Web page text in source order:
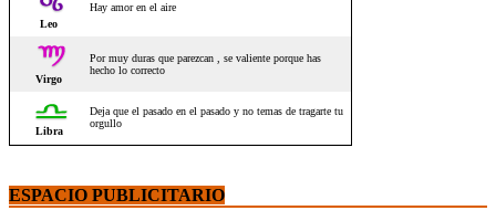
ESPACIO PUBLICITARIO